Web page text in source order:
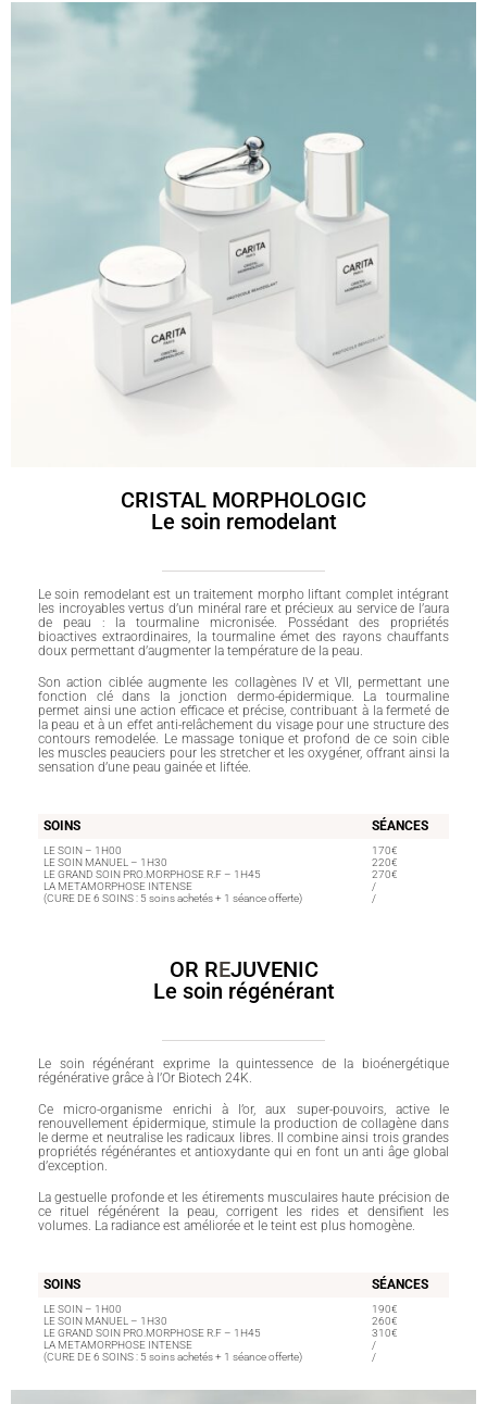
CRISTAL MORPHOLOGIC
Le soin remodelant
Le soin remodelant est un traitement morpho liftant complet intégrant
les incroyables vertus d’un minéral rare et précieux au service de l’aura
de peau : la tourmaline micronisée. Possédant des propriétés
bioactives extraordinaires, la tourmaline émet des rayons chauffants
doux permettant d’augmenter la température de la peau.
Son action ciblée augmente les collagènes IV et VII, permettant une
fonction clé dans la jonction dermo-épidermique. La tourmaline
permet ainsi une action efficace et précise, contribuant à la fermeté de
la peau et à un effet anti-relâchement du visage pour une structure des
contours remodelée. Le massage tonique et profond de ce soin cible
les muscles peauciers pour les stretcher et les oxygéner, offrant ainsi la
sensation d’une peau gainée et liftée.
SOINS SÉANCES
LE SOIN – 1H00
LE SOIN MANUEL – 1H30
LE GRAND SOIN PRO.MORPHOSE R.F – 1H45
LA METAMORPHOSE INTENSE
(CURE DE 6 SOINS : 5 soins achetés + 1 séance offerte)
170€
220€
270€
/
/
OR REJUVENIC
Le soin régénérant
Le soin régénérant exprime la quintessence de la bioénergétique
régénérative grâce à l’Or Biotech 24K.
Ce micro-organisme enrichi à l’or, aux super-pouvoirs, active le
renouvellement épidermique, stimule la production de collagène dans
le derme et neutralise les radicaux libres. Il combine ainsi trois grandes
propriétés régénérantes et antioxydante qui en font un anti âge global
d’exception.
La gestuelle profonde et les étirements musculaires haute précision de
ce rituel régénérent la peau, corrigent les rides et densifient les
volumes. La radiance est améliorée et le teint est plus homogène.
SOINS SÉANCES
LE SOIN – 1H00
LE SOIN MANUEL – 1H30
LE GRAND SOIN PRO.MORPHOSE R.F – 1H45
LA METAMORPHOSE INTENSE
(CURE DE 6 SOINS : 5 soins achetés + 1 séance offerte)
190€
260€
310€
/
/